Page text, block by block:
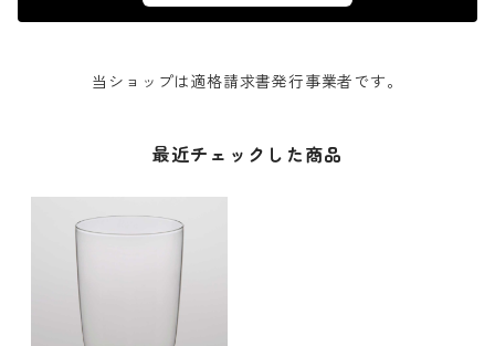
当ショップは適格請求書発行事業者です。
最近チェックした商品